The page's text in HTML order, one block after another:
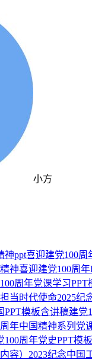
小方
ppt喜迎建党100周
神喜迎建党100周
周年党课学习PPT
当时代使命2025
PPT模板含讲稿建
周年中国精神系列
周年党史PPT模
容）2023纪念中